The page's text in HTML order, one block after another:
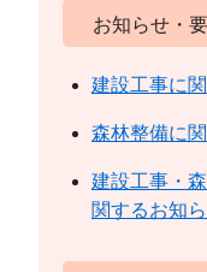
お知らせ・
建設工事に
森林整備に
建設工事・
関するお知